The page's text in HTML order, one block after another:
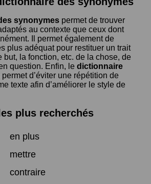
synonymes permet de trouver
au contexte que ceux dont
Il permet également de
plus adéquat pour restituer un trait
but, la fonction, etc. de la chose, de
question. Enfin, le dictionnaire
permet d’éviter une répétition de
texte afin d’améliorer le style de
plus recherchés
en plus
mettre
contraire